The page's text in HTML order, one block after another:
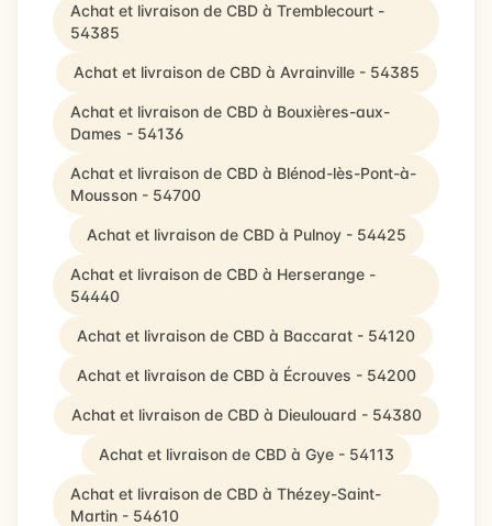
Achat et livraison de CBD à Tremblecourt -
54385
Achat et livraison de CBD à Avrainville - 54385
Achat et livraison de CBD à Bouxières-aux-
Dames - 54136
Achat et livraison de CBD à Blénod-lès-Pont-à-
Mousson - 54700
Achat et livraison de CBD à Pulnoy - 54425
Achat et livraison de CBD à Herserange -
54440
Achat et livraison de CBD à Baccarat - 54120
Achat et livraison de CBD à Écrouves - 54200
Achat et livraison de CBD à Dieulouard - 54380
Achat et livraison de CBD à Gye - 54113
Achat et livraison de CBD à Thézey-Saint-
Martin - 54610